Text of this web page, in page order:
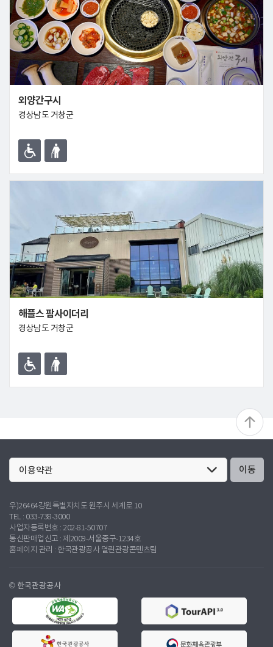
외양간구시
경상남도 거창군
해플스 팜사이더리
경상남도 거창군
이동
우)26464강원특별자치도 원주시 세계로 10
TEL : 033-738-3000
사업자등록번호 : 202-81-50707
통신판매업신고 : 제2009-서울중구-1234호
홈페이지 관리 : 한국관광공사 열린관광콘텐츠팀
© 한국관광공사